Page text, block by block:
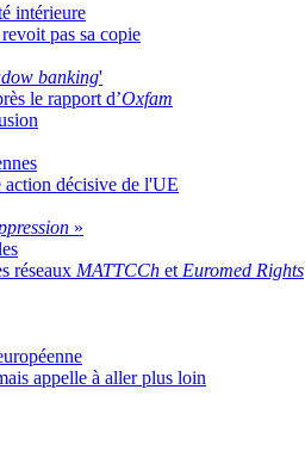
intérieure
pas sa copie
banking'
le rapport d’Oxfam
action décisive de l'UE
»
réseaux MATTCCh et Euromed Rights
appelle à aller plus loin